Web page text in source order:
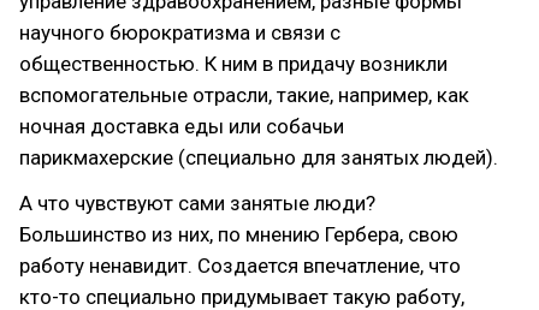
научного бюрократизма и связи с
общественностью. К ним в придачу возникли
вспомогательные отрасли, такие, например, как
ночная доставка еды или собачьи
парикмахерские (специально для занятых людей).
А что чувствуют сами занятые люди?
Большинство из них, по мнению Гербера, свою
работу ненавидит. Создается впечатление, что
кто-то специально придумывает такую работу,